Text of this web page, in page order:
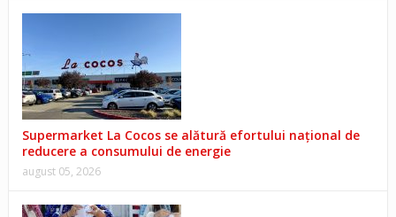
Supermarket La Cocos se alătură efortului național de
reducere a consumului de energie
august 05, 2026